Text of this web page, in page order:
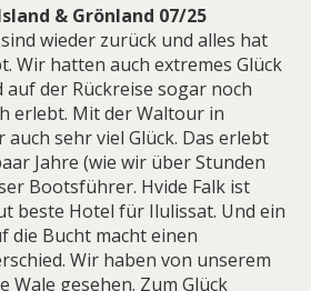
& Grönland 07/25
wieder zurück und alles hat
Wir hatten auch extremes Glück
der Rückreise sogar noch
erlebt. Mit der Waltour in
sehr viel Glück. Das erlebt
Jahre (wie wir über Stunden
Bootsführer. Hvide Falk ist
beste Hotel für Ilulissat. Und ein
die Bucht macht einen
Wir haben von unserem
Wale gesehen. Zum Glück